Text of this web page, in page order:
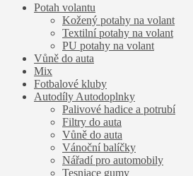
Potah volantu
Kožený potahy na volant
Textilní potahy na volant
PU potahy na volant
Vůně do auta
Mix
Fotbalové kluby
Autodíly Autodoplnky
Palivové hadice a potrubí
Filtry do auta
Vůně do auta
Vánoční balíčky
Nářadí pro automobily
Tesniace gumy